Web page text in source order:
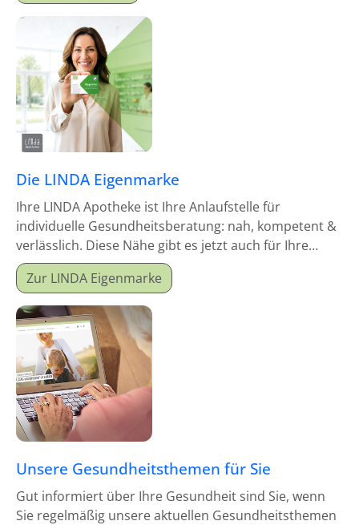
Die LINDA Eigenmarke
Ihre LINDA Apotheke ist Ihre Anlaufstelle für
individuelle Gesundheitsberatung: nah, kompetent &
verlässlich. Diese Nähe gibt es jetzt auch für Ihre
Hausapotheke!
Zur LINDA Eigenmarke
Unsere Gesundheitsthemen für Sie
Gut informiert über Ihre Gesundheit sind Sie, wenn
Sie regelmäßig unsere aktuellen Gesundheitsthemen